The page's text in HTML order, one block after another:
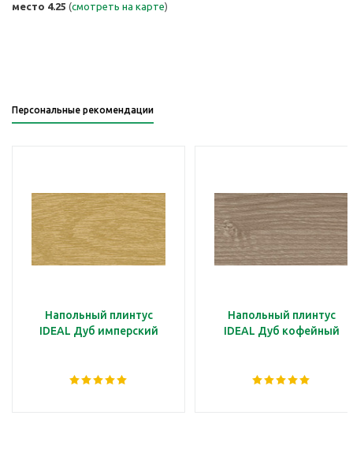
место 4.25 (смотреть на карте)
Персональные рекомендации
Напольный плинтус
IDEAL Дуб имперский
Напольный плинтус
IDEAL Дуб кофейный